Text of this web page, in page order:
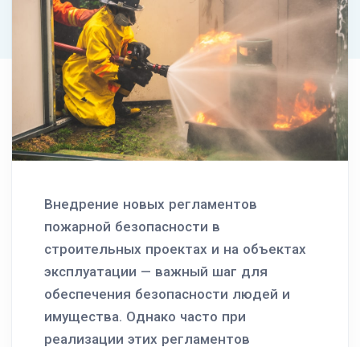
Внедрение новых регламентов
пожарной безопасности в
строительных проектах и на объектах
эксплуатации — важный шаг для
обеспечения безопасности людей и
имущества. Однако часто при
реализации этих регламентов